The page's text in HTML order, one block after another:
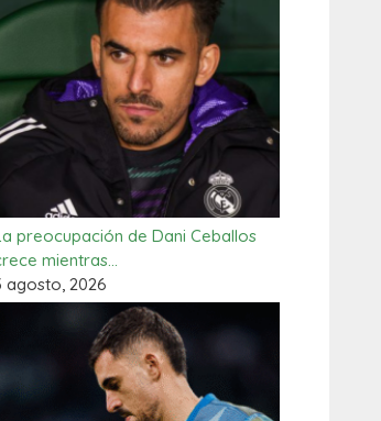
preocupación de Dani Ceballos
mientras…
agosto, 2026